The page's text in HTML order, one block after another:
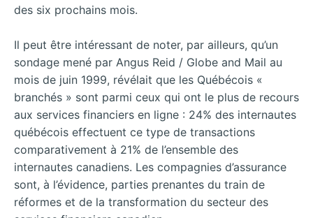
des six prochains mois.
Il peut être intéressant de noter, par ailleurs, qu’un
sondage mené par Angus Reid / Globe and Mail au
mois de juin 1999, révélait que les Québécois «
branchés » sont parmi ceux qui ont le plus de recours
aux services financiers en ligne : 24% des internautes
québécois effectuent ce type de transactions
comparativement à 21% de l’ensemble des
internautes canadiens. Les compagnies d’assurance
sont, à l’évidence, parties prenantes du train de
réformes et de la transformation du secteur des